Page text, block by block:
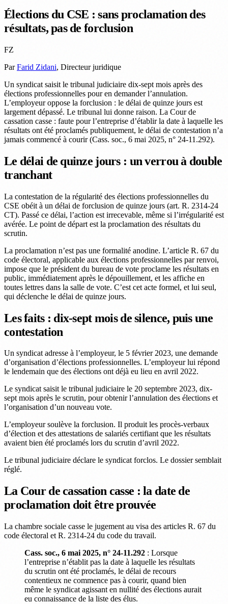
Élections du CSE : sans proclamation des
résultats, pas de forclusion
FZ
ParFarid Zidani, Directeur juridique
Un syndicat saisit le tribunal judiciaire dix-sept mois après des
élections professionnelles pour en demander l’annulation.
L’employeur oppose la forclusion : le délai de quinze jours est
largement dépassé. Le tribunal lui donne raison. La Cour de
cassation casse : faute pour l’entreprise d’établir la date à laquelle les
résultats ont été proclamés publiquement, le délai de contestation n’a
jamais commencé à courir (Cass. soc., 6 mai 2025, n° 24-11.292).
Le délai de quinze jours : un verrou à double
tranchant
La contestation de la régularité des élections professionnelles du
CSE obéit à un délai de forclusion de quinze jours (art. R. 2314-24
CT). Passé ce délai, l’action est irrecevable, même si l’irrégularité est
avérée. Le point de départ est la proclamation des résultats du
scrutin.
La proclamation n’est pas une formalité anodine. L’article R. 67 du
code électoral, applicable aux élections professionnelles par renvoi,
impose que le président du bureau de vote proclame les résultats en
public, immédiatement après le dépouillement, et les affiche en
toutes lettres dans la salle de vote. C’est cet acte formel, et lui seul,
qui déclenche le délai de quinze jours.
Les faits : dix-sept mois de silence, puis une
contestation
Un syndicat adresse à l’employeur, le 5 février 2023, une demande
d’organisation d’élections professionnelles. L’employeur lui répond
le lendemain que des élections ont déjà eu lieu en avril 2022.
Le syndicat saisit le tribunal judiciaire le 20 septembre 2023, dix-
sept mois après le scrutin, pour obtenir l’annulation des élections et
l’organisation d’un nouveau vote.
L’employeur soulève la forclusion. Il produit les procès-verbaux
d’élection et des attestations de salariés certifiant que les résultats
avaient bien été proclamés lors du scrutin d’avril 2022.
Le tribunal judiciaire déclare le syndicat forclos. Le dossier semblait
réglé.
La Cour de cassation casse : la date de
proclamation doit être prouvée
La chambre sociale casse le jugement au visa des articles R. 67 du
code électoral et R. 2314-24 du code du travail.
Cass. soc., 6 mai 2025, n° 24-11.292 : Lorsque
l’entreprise n’établit pas la date à laquelle les résultats
du scrutin ont été proclamés, le délai de recours
contentieux ne commence pas à courir, quand bien
même le syndicat agissant en nullité des élections aurait
eu connaissance de la liste des élus.